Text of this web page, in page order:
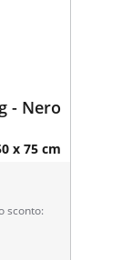
- Nero
x 75 cm
sconto: